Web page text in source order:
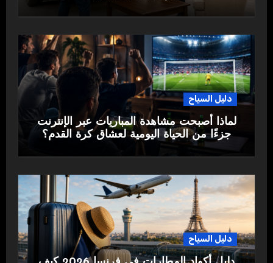
دليل السياح
لماذا أصبحت مشاهدة المباريات عبر الإنترنت
جزءًا من الحياة اليومية لعشاق كرة القدم؟
دليل السياح